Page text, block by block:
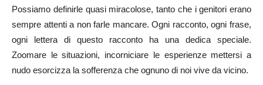
Possiamo definirle quasi miracolose, tanto che i genitori erano
sempre attenti a non farle mancare. Ogni racconto, ogni frase,
ogni lettera di questo racconto ha una dedica speciale.
Zoomare le situazioni, incorniciare le esperienze mettersi a
nudo esorcizza la sofferenza che ognuno di noi vive da vicino.